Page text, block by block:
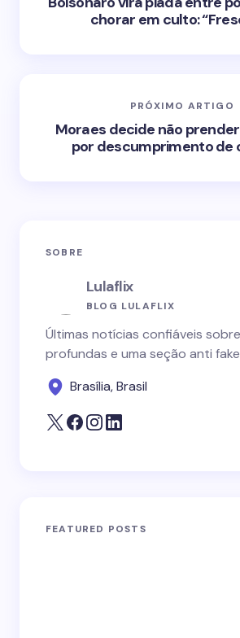
chorar em culto:
PRÓXIMO ARTIGO
Moraes decide não
por descumprimento de
SOBRE
Lulaflix
BLOG LULAFLIX
Últimas notícias confiáveis
profundas e uma seção anti
Brasília, Brasil
FEATURED POSTS